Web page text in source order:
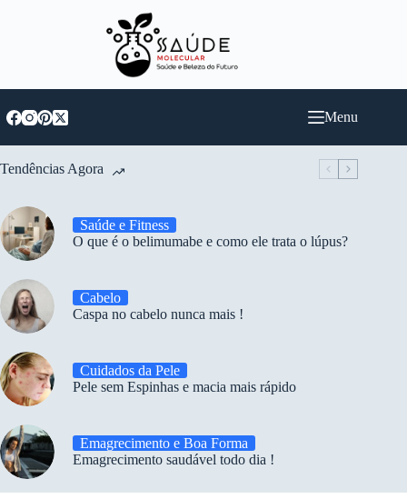
Menu
Tendências Agora
Saúde e Fitness
O que é o belimumabe e como ele trata o lúpus?
Cabelo
Caspa no cabelo nunca mais !
Cuidados da Pele
Pele sem Espinhas e macia mais rápido
Emagrecimento e Boa Forma
Emagrecimento saudável todo dia !